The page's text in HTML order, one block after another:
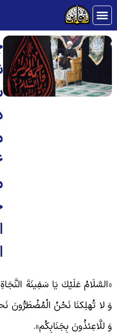
عَلَيْكَ‏ يَا سَفِينَةَ النَّجَاةِ
لا تُهلِکنَا نَحْنُ‏ الْمُضْطَرُّونَ‏
للَّاعِئذُونَ بِجَنَابِکُم».